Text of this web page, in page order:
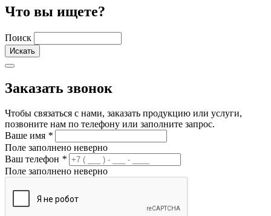
Что вы ищете?
Поиск
Заказать звонок
Чтобы связаться с нами, заказать продукцию или услуги,
позвоните нам по телефону или заполните запрос.
Ваше имя *
Поле заполнено неверно
Ваш телефон *
Поле заполнено неверно